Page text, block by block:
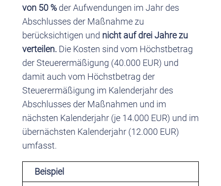
von 50 %der Aufwendungen im Jahr des
Abschlusses der Maßnahme zu
berücksichtigen und nicht auf drei Jahre zu
verteilen.Die Kosten sind vom Höchstbetrag
der Steuerermäßigung (40.000 EUR) und
damit auch vom Höchstbetrag der
Steuerermäßigung im Kalenderjahr des
Abschlusses der Maßnahmen und im
nächsten Kalenderjahr (je 14.000 EUR) und im
übernächsten Kalenderjahr (12.000 EUR)
umfasst.
Beispiel